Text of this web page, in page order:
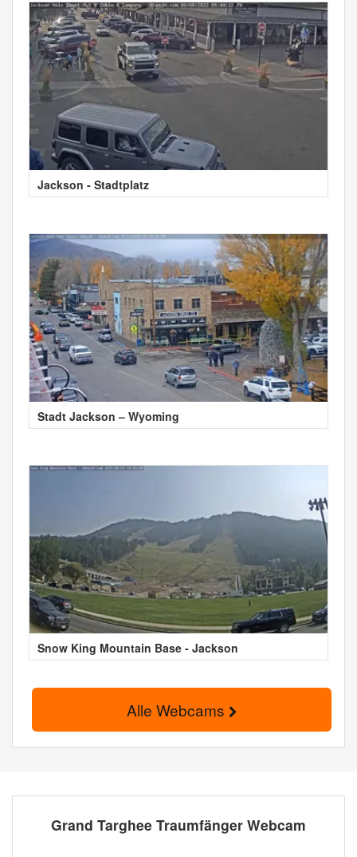
Jackson - Stadtplatz
Stadt Jackson – Wyoming
Snow King Mountain Base - Jackson
Alle Webcams
Grand Targhee Traumfänger Webcam